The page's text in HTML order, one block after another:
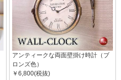
アンティークな両面壁掛け時計（ブ
ロンズ色）
￥6,800(税抜)